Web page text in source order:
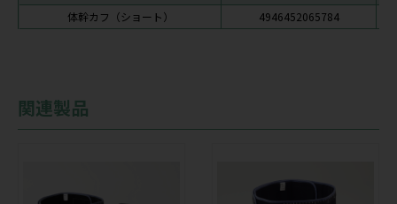
体幹カフ（ショート） 4946452065784
関連製品